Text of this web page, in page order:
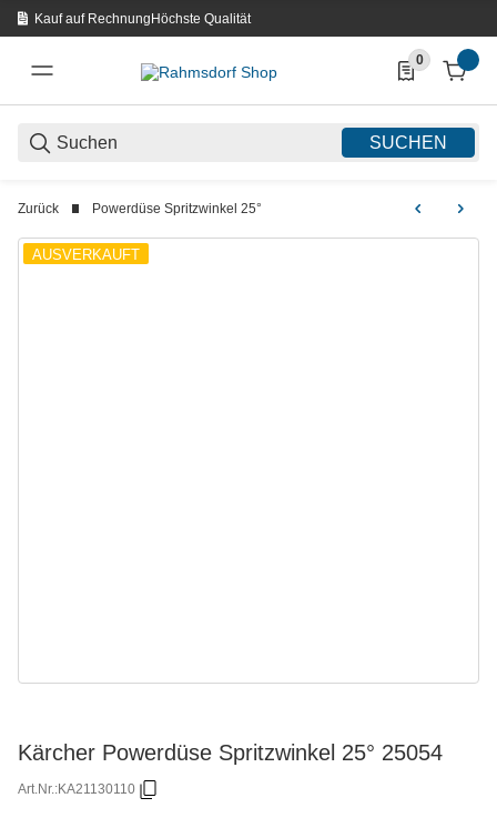
Kauf auf RechnungHöchste Qualität
SUCHEN
0
0 Produkte in
Zurück Powerdüse Spritzwinkel 25°
AUSVERKAUFT
Kärcher Powerdüse Spritzwinkel 25° 25054
Art.Nr.:KA21130110